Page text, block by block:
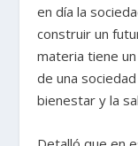
en día la
construir un
materia tiene
de una
bienestar y la